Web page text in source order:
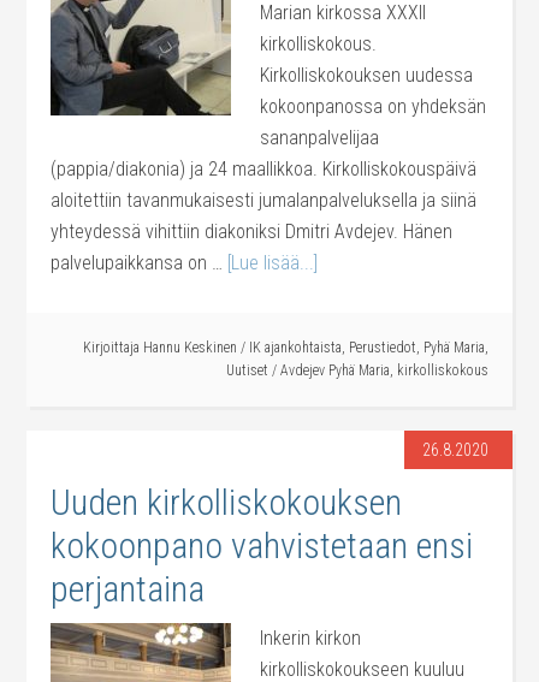
Marian kirkossa XXXII
kirkolliskokous.
Kirkolliskokouksen uudessa
kokoonpanossa on yhdeksän
sananpalvelijaa
(pappia/diakonia) ja 24 maallikkoa. Kirkolliskokouspäivä
aloitettiin tavanmukaisesti jumalanpalveluksella ja siinä
yhteydessä vihittiin diakoniksi Dmitri Avdejev. Hänen
palvelupaikkansa on … [Lue lisää...]
Kirjoittaja Hannu Keskinen / IK ajankohtaista, Perustiedot, Pyhä Maria,
Uutiset / Avdejev Pyhä Maria, kirkolliskokous
26.8.2020
Uuden kirkolliskokouksen
kokoonpano vahvistetaan ensi
perjantaina
Inkerin kirkon
kirkolliskokoukseen kuuluu